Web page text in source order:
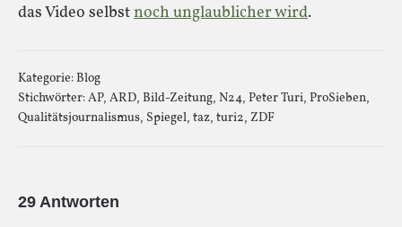
das Video selbstnoch unglaublicher wird.
Kategorie:Blog
Stichwörter:AP, ARD, Bild-Zeitung, N24, Peter Turi, ProSieben,
Qualitätsjournalismus, Spiegel, taz, turi2, ZDF
29 Antworten